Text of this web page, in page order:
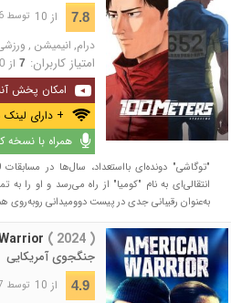
7.8 از 10 توسط 2,256 نفر در
درام, انیمیشن ,
امتیاز کاربران: 7از
امکان پخش
+ دارای
همراه با نسخه
انتقالی‌ای به نام "کومیا" از راه می‌رسد و او را
به‌عنوان رقیبانی جدی در پیست دوومیدانی روبه‌روی
( 2024 )
جنگجوی آمریکایی
4.9 از 10 توسط 137 نفر در